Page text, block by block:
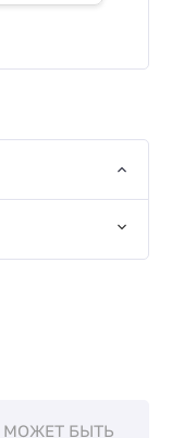
МОЖЕТ БЫТЬ